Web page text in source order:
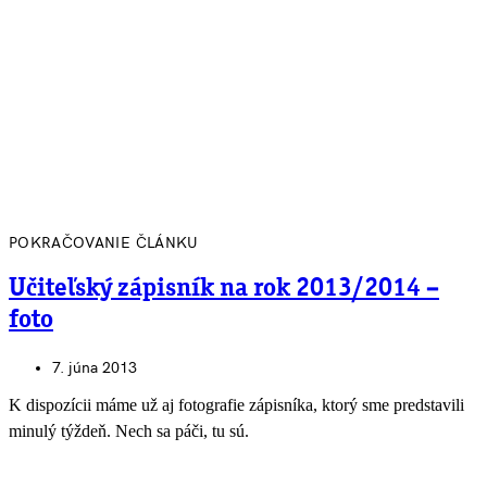
POKRAČOVANIE ČLÁNKU
Učiteľský zápisník na rok 2013/2014 –
foto
7. júna 2013
K dispozícii máme už aj fotografie zápisníka, ktorý sme predstavili
minulý týždeň. Nech sa páči, tu sú.